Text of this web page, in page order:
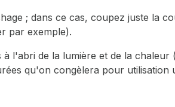
; dans ce cas, coupez juste la
par exemple).
l'abri de la lumière et de la
qu'on congèlera pour utilisation